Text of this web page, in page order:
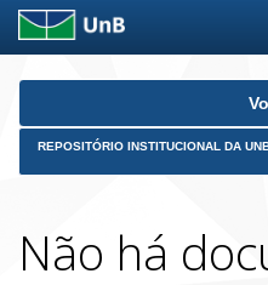
Skip
REPOSITÓRIO INSTITUCIONAL DA
Não há